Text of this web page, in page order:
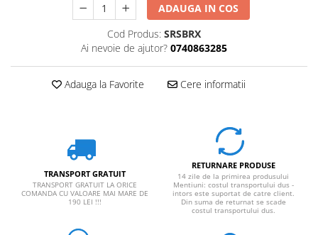
ADAUGA IN COS
Cod Produs: SRSBRX
Ai nevoie de ajutor? 0740863285
Adauga la Favorite Cere informatii
TRANSPORT GRATUIT
TRANSPORT GRATUIT LA ORICE
COMANDA CU VALOARE MAI MARE DE
190 LEI !!!
RETURNARE PRODUSE
14 zile de la primirea produsului
Mentiuni: costul transportului dus -
intors este suportat de catre client.
Din suma de returnat se scade
costul transportului dus.